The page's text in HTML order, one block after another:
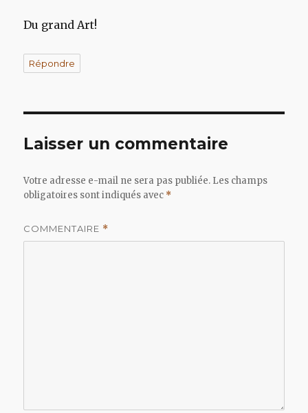
Du grand Art!
Répondre
Laisser un commentaire
Votre adresse e-mail ne sera pas publiée. Les champs
obligatoires sont indiqués avec *
COMMENTAIRE *